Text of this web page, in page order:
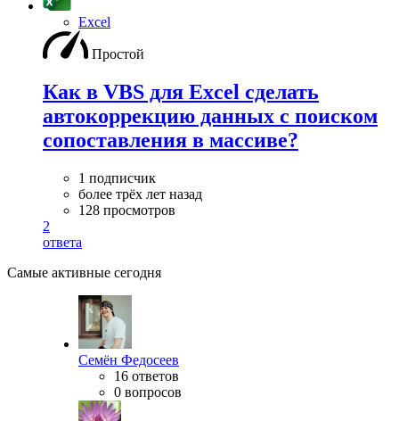
Excel
Простой
Как в VBS для Excel сделать
автокоррекцию данных с поиском
сопоставления в массиве?
1 подписчик
более трёх лет назад
128 просмотров
2
ответа
Самые активные сегодня
Семён Федосеев
16 ответов
0 вопросов